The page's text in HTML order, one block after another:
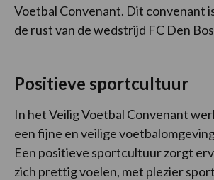
Voetbal Convenant. Dit convenant
de rust van de wedstrijd FC Den
Positieve sportcultuur
In het Veilig Voetbal Convenant
een fijne en veilige
Een positieve sportcultuur zorgt
zich prettig voelen, met plezier